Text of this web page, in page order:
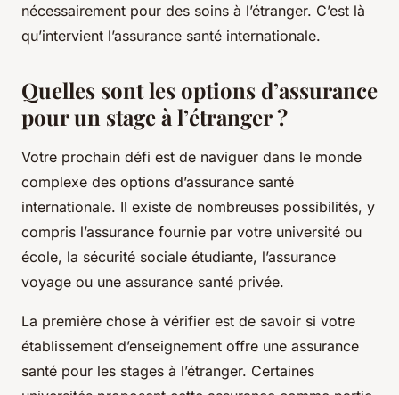
nécessairement pour des soins à l’étranger. C’est là
qu’intervient l’assurance santé internationale.
Quelles sont les options d’assurance
pour un stage à l’étranger ?
Votre prochain défi est de naviguer dans le monde
complexe des options d’assurance santé
internationale. Il existe de nombreuses possibilités, y
compris l’assurance fournie par votre université ou
école, la sécurité sociale étudiante, l’assurance
voyage ou une assurance santé privée.
La première chose à vérifier est de savoir si votre
établissement d’enseignement offre une assurance
santé pour les stages à l’étranger. Certaines